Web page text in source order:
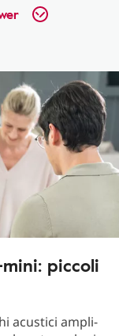
piccoli
acustici ampli-